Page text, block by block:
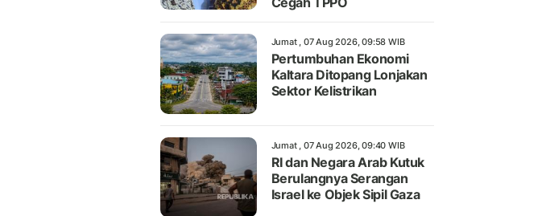
Jumat , 07 Aug 2026, 09:58 WIB
Pertumbuhan Ekonomi
Kaltara Ditopang Lonjakan
Sektor Kelistrikan
Jumat , 07 Aug 2026, 09:40 WIB
RI dan Negara Arab Kutuk
Berulangnya Serangan
Israel ke Objek Sipil Gaza